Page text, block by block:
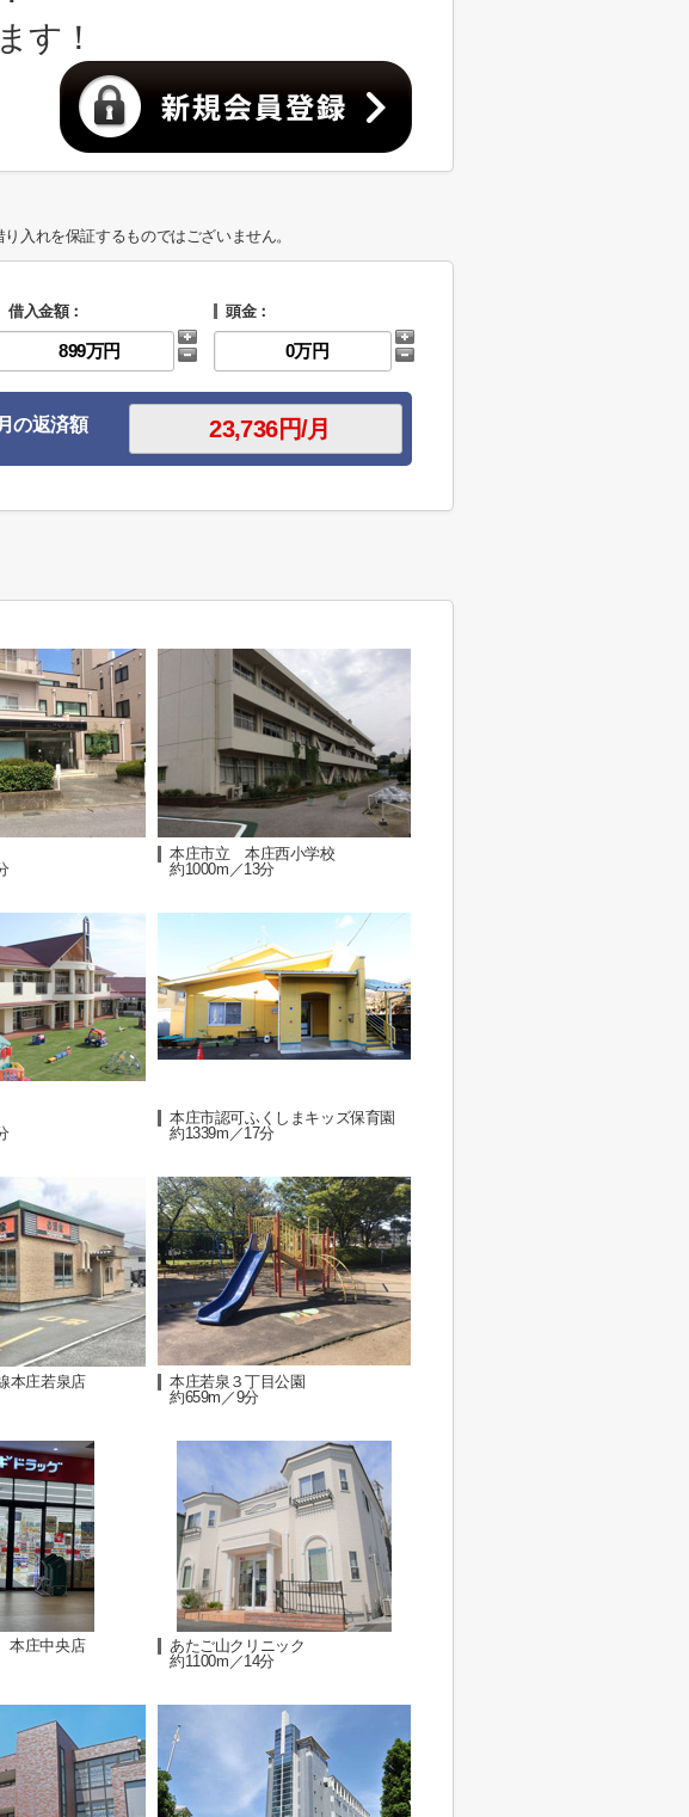
す！
入れを保証するものではございません。
借入金額： 頭金：
の返済額
本庄市立 本庄西小学校
約1000m／13分
本庄市認可ふくしまキッズ保育園
約1339m／17分
本庄若泉店
本庄若泉３丁目公園
約659m／9分
本庄中央店
あたご山クリニック
約1100m／14分